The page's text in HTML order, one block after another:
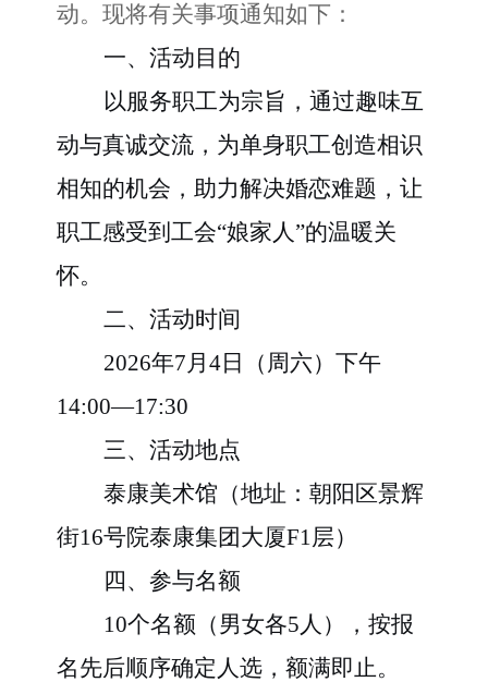
动。现将有关事项通知如下：
一、活动目的
以服务职工为宗旨，通过趣味互
动与真诚交流，为单身职工创造相识
相知的机会，助力解决婚恋难题，让
职工感受到工会“娘家人”的温暖关
怀。
二、活动时间
2026年7月4日（周六）下午
14:00—17:30
三、活动地点
泰康美术馆 （地址：朝阳区景辉
街16号院泰康集团大厦F1层）
四、参与名额
10个名额 （男女各5人），按报
名先后顺序确定人选，额满即止。